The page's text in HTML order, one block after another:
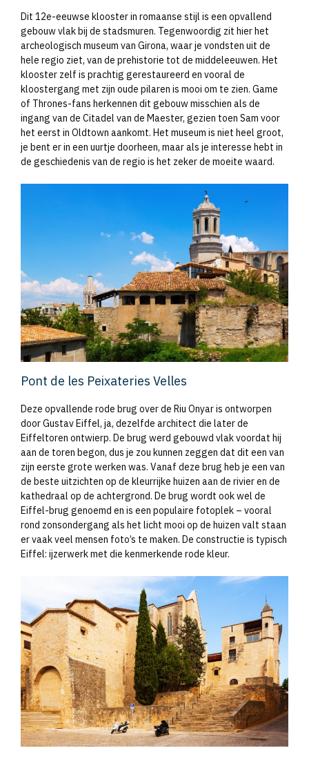
Dit 12e-eeuwse klooster in romaanse stijl is een opvallend
gebouw vlak bij de stadsmuren. Tegenwoordig zit hier het
archeologisch museum van Girona, waar je vondsten uit de
hele regio ziet, van de prehistorie tot de middeleeuwen. Het
klooster zelf is prachtig gerestaureerd en vooral de
kloostergang met zijn oude pilaren is mooi om te zien. Game
of Thrones-fans herkennen dit gebouw misschien als de
ingang van de Citadel van de Maester, gezien toen Sam voor
het eerst in Oldtown aankomt. Het museum is niet heel groot,
je bent er in een uurtje doorheen, maar als je interesse hebt in
de geschiedenis van de regio is het zeker de moeite waard.
Pont de les Peixateries Velles
Deze opvallende rode brug over de Riu Onyar is ontworpen
door Gustav Eiffel, ja, dezelfde architect die later de
Eiffeltoren ontwierp. De brug werd gebouwd vlak voordat hij
aan de toren begon, dus je zou kunnen zeggen dat dit een van
zijn eerste grote werken was. Vanaf deze brug heb je een van
de beste uitzichten op de kleurrijke huizen aan de rivier en de
kathedraal op de achtergrond. De brug wordt ook wel de
Eiffel-brug genoemd en is een populaire fotoplek – vooral
rond zonsondergang als het licht mooi op de huizen valt staan
er vaak veel mensen foto’s te maken. De constructie is typisch
Eiffel: ijzerwerk met die kenmerkende rode kleur.